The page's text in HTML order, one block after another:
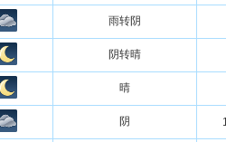
雨转阴
阴转晴
晴
阴